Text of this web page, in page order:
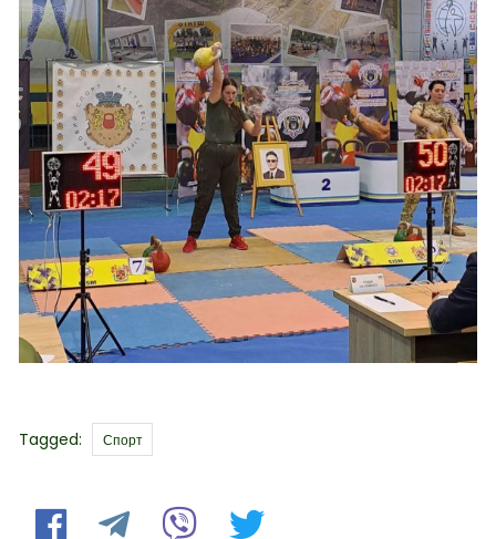
Tagged: Tags
Спорт